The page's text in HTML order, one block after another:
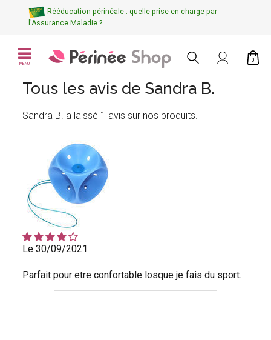
Rééducation périnéale : quelle prise en charge par
l'Assurance Maladie ?
MENU
0
Tous les avis de Sandra B.
Sandra B. a laissé 1 avis sur nos produits.
Le 30/09/2021
Parfait pour etre confortable losque je fais du sport.